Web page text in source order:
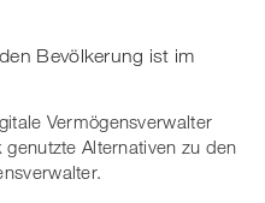
Bevölkerung ist im
Vermögensverwalter
Alternativen zu den